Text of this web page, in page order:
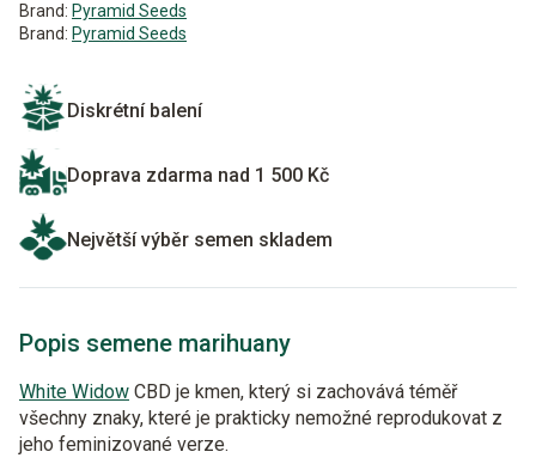
Brand: Pyramid Seeds
Brand: Pyramid Seeds
Diskrétní balení
Doprava zdarma nad 1 500 Kč
Největší výběr semen skladem
Popis semene marihuany
White Widow CBD je kmen, který si zachovává téměř
všechny znaky, které je prakticky nemožné reprodukovat z
jeho feminizované verze.